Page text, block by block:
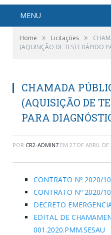
MENU
Home » Licitações »
(AQUISIÇÃO DE TESTE RÁPIDO
CHAMADA
(AQUISIÇÃO DE
PARA
POR CR2-ADMIN7 EM 27 DE ABRIL DE
CONTRATO Nº 2020/
CONTRATO Nº 2020/
DECRETO
EDITAL DE
001.2020.PMM.SESAU